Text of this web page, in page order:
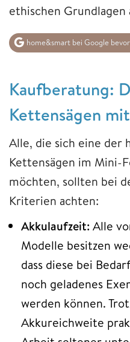
ethischen
home&smart bei Google
Kaufberatung:
Kettensägen
Alle, die sich eine der
Kettensägen im Mini-
möchten, sollten bei
Kriterien achten:
Akkulaufzeit: Alle
Modelle besitzen
dass diese bei
noch geladenes
werden können.
Akkureichweite